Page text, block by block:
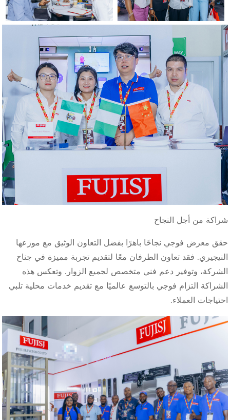
شراكة من أجل النجاح
حقق معرض فوجي نجاحًا باهرًا بفضل التعاون الوثيق مع موزعها
النيجيري. فقد تعاون الطرفان معًا لتقديم تجربة مميزة في جناح
الشركة، وتوفير دعم فني متخصص لجميع الزوار. وتعكس هذه
الشراكة التزام فوجي بالتوسع عالميًا مع تقديم خدمات محلية تلبي
احتياجات العملاء.